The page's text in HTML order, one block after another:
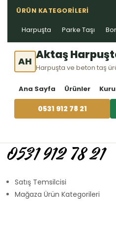
ÜRÜN KATEGORILERI
Harpuşta Parke Taşı
AH Aktaş
Harpuşta ve beton taş
Ana Sayfa Ürünler
0531 912 78 21
0531 912 78 21
Satış Temsilcisi
Mağaza Ürün Kategorileri